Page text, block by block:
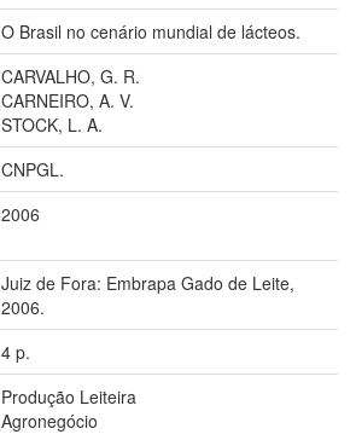
O Brasil no cenário mundial de lácteos.
CARVALHO, G. R.
CARNEIRO, A. V.
STOCK, L. A.
CNPGL.
2006
Juiz de Fora: Embrapa Gado de Leite,
2006.
4 p.
Produção Leiteira
Agronegócio